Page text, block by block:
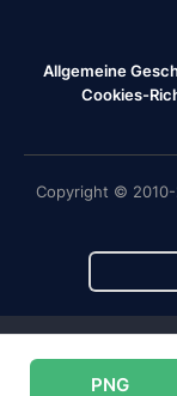
PNG
Allgemeine
Cookies-
Copyright © 2010-